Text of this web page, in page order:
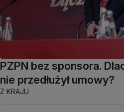
PZPN bez sponsora.
nie przedłużył umowy?
Z KRAJU